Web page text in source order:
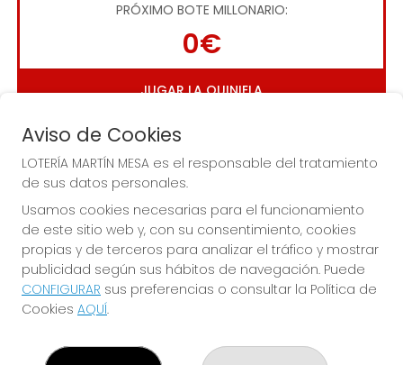
PRÓXIMO BOTE MILLONARIO:
0€
JUGAR LA QUINIELA
Imagen anterior
LOTERÍA MARTÍN MESA
Resultados
Aviso de Cookies
LOTERÍA MARTÍN MESA es el responsable del tratamiento
de sus datos personales.
Usamos cookies necesarias para el funcionamiento
de este sitio web y, con su consentimiento, cookies
propias y de terceros para analizar el tráfico y mostrar
publicidad según sus hábitos de navegación. Puede
CONFIGURAR sus preferencias o consultar la Política de
Cookies AQUÍ.